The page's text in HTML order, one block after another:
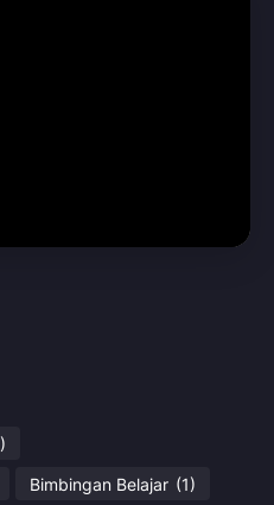
Bimbingan Belajar (1)